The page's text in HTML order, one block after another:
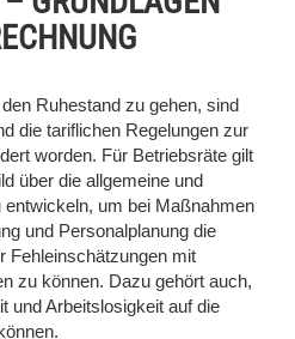
Ruhestand zu gehen, sind
die tariflichen Regelungen zur
worden. Für Betriebsräte gilt
über die allgemeine und
entwickeln, um bei Maßnahmen
und Personalplanung die
Fehleinschätzungen mit
zu können. Dazu gehört auch,
und Arbeitslosigkeit auf die